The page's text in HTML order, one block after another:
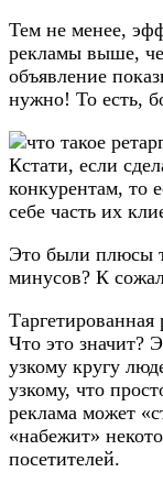
Тем не менее,
рекламы выше,
объявление
нужно! То есть,
Кстати, если
конкурентам, то
себе часть их
Это были плюсы
минусов? К
Таргетированная
Что это значит?
узкому кругу
узкому, что
реклама может
«набежит»
посетителей.